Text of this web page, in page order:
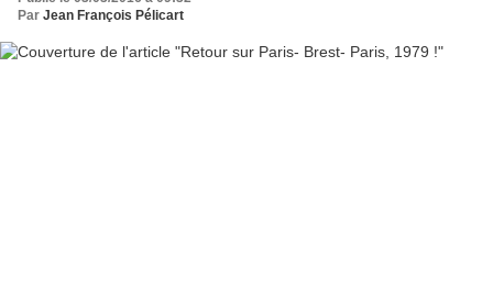
Par Jean François Pélicart